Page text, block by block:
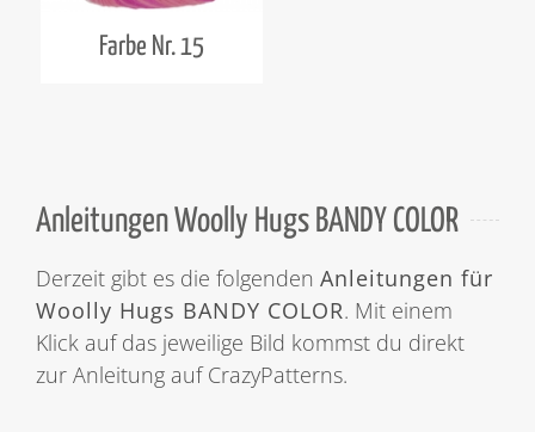
Farbe Nr. 15
Anleitungen Woolly Hugs BANDY COLOR
Derzeit gibt es die folgenden Anleitungen für
Woolly Hugs BANDY COLOR. Mit einem
Klick auf das jeweilige Bild kommst du direkt
zur Anleitung auf CrazyPatterns.